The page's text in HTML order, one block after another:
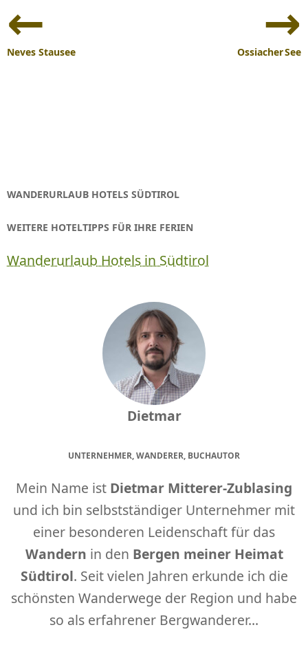
Navigation
Neves Stausee Ossiacher See
WANDERURLAUB HOTELS SÜDTIROL
WEITERE HOTELTIPPS FÜR IHRE FERIEN
Wanderurlaub Hotels in Südtirol
Dietmar
UNTERNEHMER, WANDERER, BUCHAUTOR
Mein Name ist Dietmar Mitterer-Zublasing
und ich bin selbstständiger Unternehmer mit
einer besonderen Leidenschaft für das
Wandern in den Bergen meiner Heimat
Südtirol. Seit vielen Jahren erkunde ich die
schönsten Wanderwege der Region und habe
so als erfahrener Bergwanderer...